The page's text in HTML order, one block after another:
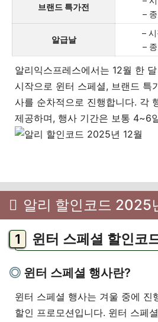
브랜드 특가전
–
알급날
–
–
알리익스프레스에서는 12월 한
시작으로 윈터 스페셜, 브랜드 특
사를 순차적으로 진행합니다. 각
제공하며, 행사 기간은 보통 4~6
알리 할인코드 2025
윈터 스페셜 할인코
윈터 스페셜 행사란?
윈터 스페셜 행사는 겨울 중에 진
할인 프로모션입니다. 윈터 스페